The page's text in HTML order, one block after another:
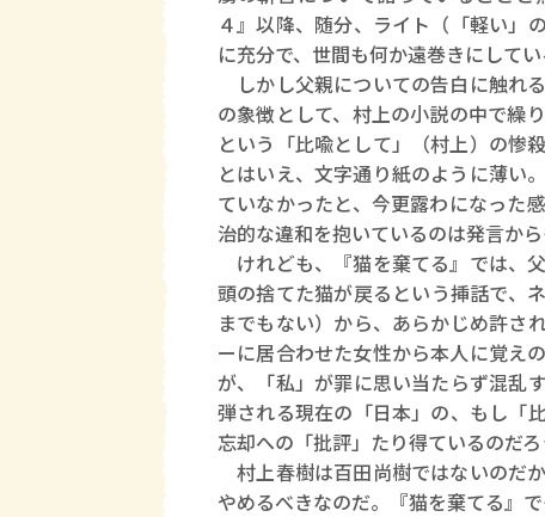
４』以降、随分、ライト（「軽い」
に充分で、世間も何か遠巻きにしてい
しかし父親についての告白に触れ
の象徴として、村上の小説の中で繰
という「比喩として」（村上）の惨
とはいえ、文字通り紙のように薄い
ていなかったと、今更露わになった
治的な違和を抱いているのは発言から
けれども、『猫を棄てる』では、
頭の捨てた猫が戻るという挿話で、
までもない）から、あらかじめ許さ
ーに居合わせた女性から本人に覚え
が、「私」が罪に思い当たらず混乱
弾される現在の「日本」の、もし「
忘却への「批評」たり得ているのだ
村上春樹は百田尚樹ではないのだ
やめるべきなのだ。『猫を棄てる』